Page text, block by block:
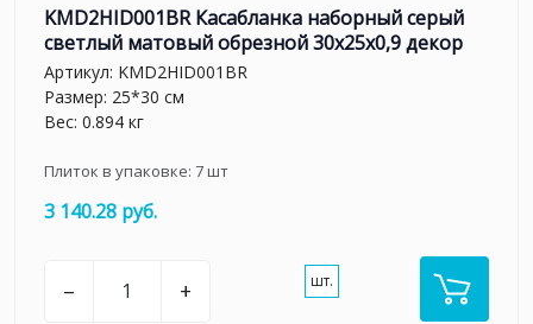
KMD2HID001BR Касабланка наборный серый
светлый матовый обрезной 30x25x0,9 декор
Артикул: KMD2HID001BR
Размер: 25*30 см
Вес: 0.894 кг
Плиток в упаковке: 7шт
3 140.28 руб.
– + шт.